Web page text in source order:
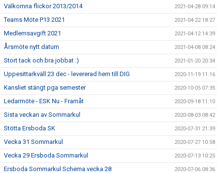
Välkomna flickor 2013/2014 2021-04-28 09:14
Teams Möte P13 2021 2021-04-22 18:27
Medlemsavgift 2021 2021-04-12 14:39
Årsmöte nytt datum 2021-04-08 08:24
Stort tack och bra jobbat :) 2021-01-20 20:34
Uppesittarkväll 23 dec - levererad hem till DIG 2020-11-19 11:16
Kansliet stängt pga semester 2020-10-05 07:35
Ledarmöte - ESK Nu - Framåt 2020-09-18 11:10
Sista veckan av Sommarkul 2020-08-03 08:42
Stötta Ersboda SK 2020-07-31 21:39
Vecka 31 Sommarkul 2020-07-27 10:58
Vecka 29 Ersboda Sommarkul 2020-07-13 10:25
Ersboda Sommarkul Schema vecka 28 2020-07-06 08:36